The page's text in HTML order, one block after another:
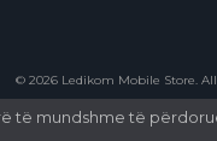
mundshme të
© 2026 Ledikom Mobile Store.